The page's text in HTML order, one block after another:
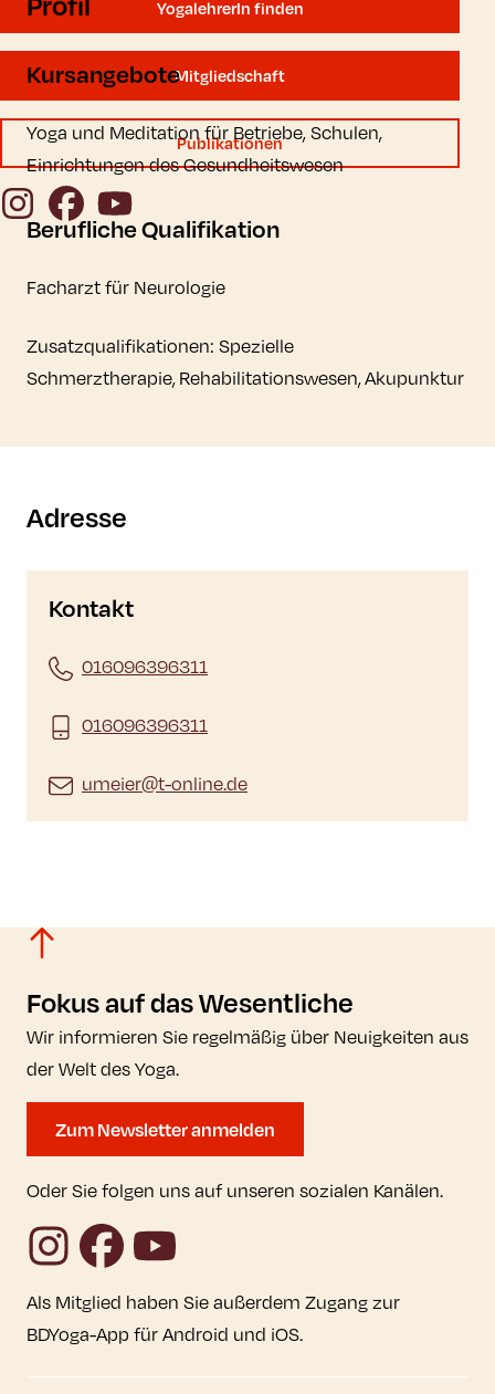
YogalehrerIn finden
Mitgliedschaft
Publikationen
InstagramFacebook
YouTube
Kursangebote
Yoga und Meditation für Betriebe, Schulen,
Einrichtungen des Gesundheitswesen
Berufliche Qualifikation
Facharzt für Neurologie
Zusatzqualifikationen: Spezielle
Schmerztherapie, Rehabilitationswesen, Akupunktur
Adresse
Kontakt
016096396311
016096396311
umeier@t-online.de
Fokus auf das Wesentliche
Wir informieren Sie regelmäßig über Neuigkeiten aus
der Welt des Yoga.
Zum Newsletter anmelden
Oder Sie folgen uns auf unseren sozialen Kanälen.
InstagramFacebookYouTube
Als Mitglied haben Sie außerdem Zugang zur
BDYoga-App für Android und iOS.